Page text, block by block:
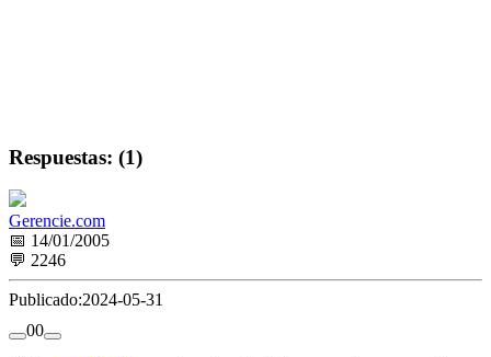
Respuestas: (1)
Gerencie.com
📅 14/01/2005
💬 2246
Publicado:2024-05-31
00